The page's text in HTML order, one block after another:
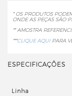
* OS PRODUTOS
ONDE AS PEÇAS SÃO
** AMOSTRA
***CLIQUE AQUIPARA
ESPECIFICAÇÕES
Linha